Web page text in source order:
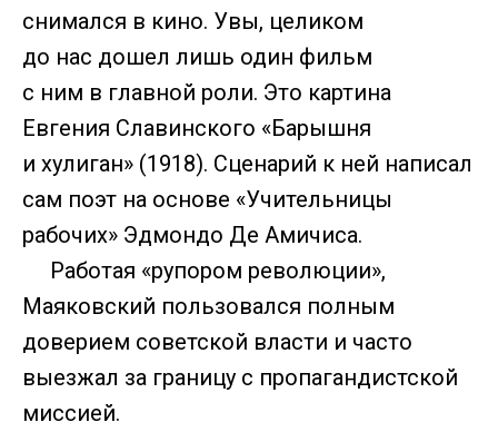
снимался в кино. Увы, целиком
до нас дошел лишь один фильм
с ним в главной роли. Это картина
Евгения Славинского «Барышня
и хулиган» (1918). Сценарий к ней написал
сам поэт на основе «Учительницы
рабочих» Эдмондо Де Амичиса.
Работая «рупором революции»,
Маяковский пользовался полным
доверием советской власти и часто
выезжал за границу с пропагандистской
миссией.